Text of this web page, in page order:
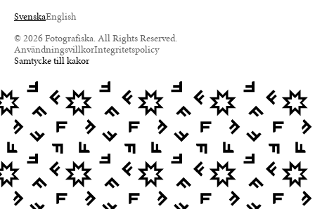
SvenskaEnglish
© 2026 Fotografiska. All Rights Reserved.
AnvändningsvillkorIntegritetspolicy
Samtycke till kakor